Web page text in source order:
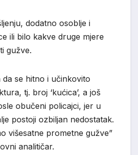
dodatno osoblje i
ili bilo kakve druge mjere
gužve.
da se hitno i učinkovito
tj. broj ‘kućica’, a još
obučeni policajci, jer u
postoji ozbiljan nedostatak.
višesatne prometne gužve”
analitičar.